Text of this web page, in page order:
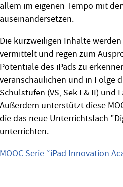
allem im eigenen Tempo mit
auseinandersetzen.
Die kurzweiligen Inhalte
vermittelt und regen zum
Potentiale des iPads zu
veranschaulichen und in Folge
Schulstufen (VS, Sek I & II) und
Außerdem unterstützt diese
die das neue Unterrichtsfach
unterrichten.
MOOC Serie “iPad Innovation